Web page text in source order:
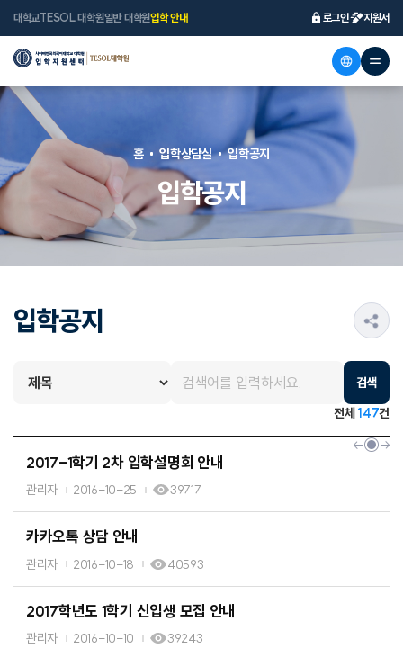
대학교TESOL 대학원일반 대학원입학 안내 로그인 지원서
입학공지
홈 입학상담실 입학공지
입학공지
전체 147건
검색
2017-1학기 2차 입학설명회 안내
관리자 2016-10-25 39717
카카오톡 상담 안내
관리자 2016-10-18 40593
2017학년도 1학기 신입생 모집 안내
관리자 2016-10-10 39243